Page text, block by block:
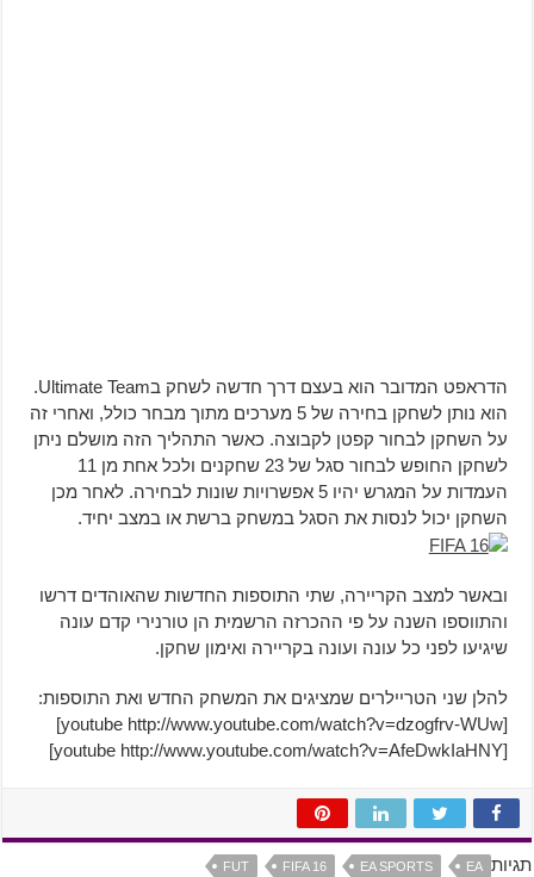
הדראפט המדובר הוא בעצם דרך חדשה לשחק בUltimate Team.
הוא נותן לשחקן בחירה של 5 מערכים מתוך מבחר כולל, ואחרי זה
על השחקן לבחור קפטן לקבוצה. כאשר התהליך הזה מושלם ניתן
לשחקן החופש לבחור סגל של 23 שחקנים ולכל אחת מן 11
העמדות על המגרש יהיו 5 אפשרויות שונות לבחירה. לאחר מכן
השחקן יכול לנסות את הסגל במשחק ברשת או במצב יחיד.
ובאשר למצב הקריירה, שתי התוספות החדשות שהאוהדים דרשו
והתווספו השנה על פי ההכרזה הרשמית הן טורנירי קדם עונה
שיגיעו לפני כל עונה ועונה בקריירה ואימון שחקן.
להלן שני הטריילרים שמציגים את המשחק החדש ואת התוספות:
[youtube http://www.youtube.com/watch?v=dzogfrv-WUw]
[youtube http://www.youtube.com/watch?v=AfeDwkIaHNY]
תגיות EA
EA SPORTS
FIFA 16
FUT